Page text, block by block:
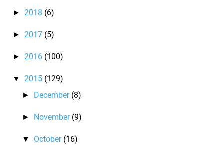
► 2018 (6)
► 2017 (5)
► 2016 (100)
▼ 2015 (129)
► December (8)
► November (9)
▼ October (16)